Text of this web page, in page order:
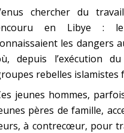
chercher du
en Libye :
les dangers
depuis l’exécution
rebelles
jeunes hommes,
pères de famille,
à contrecœur, pour